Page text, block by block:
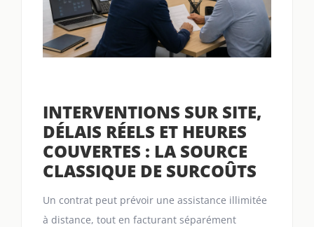
INTERVENTIONS SUR SITE,
DÉLAIS RÉELS ET HEURES
COUVERTES : LA SOURCE
CLASSIQUE DE SURCOÛTS
Un contrat peut prévoir une assistance illimitée
à distance, tout en facturant séparément